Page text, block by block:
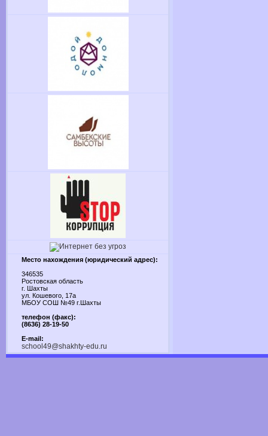
Место нахождения (юридический адрес):
346535
Ростовская область
г. Шахты
ул. Кошевого, 17а
МБОУ СОШ №49 г.Шахты
телефон (факс):
(8636) 28-19-50
E-mail:
school49@shakhty-edu.ru